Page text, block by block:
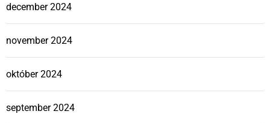
december 2024
november 2024
október 2024
september 2024